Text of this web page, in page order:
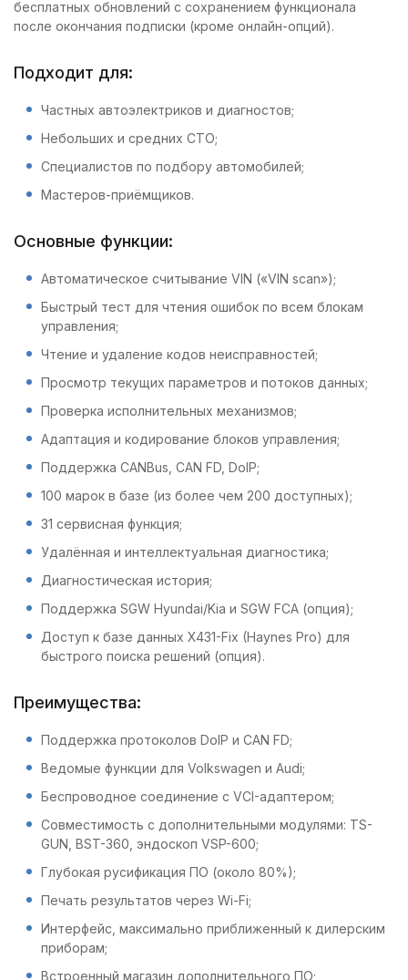
бесплатных обновлений с сохранением функционала
после окончания подписки (кроме онлайн-опций).
Подходит для:
Частных автоэлектриков и диагностов;
Небольших и средних СТО;
Специалистов по подбору автомобилей;
Мастеров-приёмщиков.
Основные функции:
Автоматическое считывание VIN («VIN scan»);
Быстрый тест для чтения ошибок по всем блокам
управления;
Чтение и удаление кодов неисправностей;
Просмотр текущих параметров и потоков данных;
Проверка исполнительных механизмов;
Адаптация и кодирование блоков управления;
Поддержка CANBus, CAN FD, DoIP;
100 марок в базе (из более чем 200 доступных);
31 сервисная функция;
Удалённая и интеллектуальная диагностика;
Диагностическая история;
Поддержка SGW Hyundai/Kia и SGW FCA (опция);
Доступ к базе данных X431-Fix (Haynes Pro) для
быстрого поиска решений (опция).
Преимущества:
Поддержка протоколов DoIP и CAN FD;
Ведомые функции для Volkswagen и Audi;
Беспроводное соединение с VCI-адаптером;
Совместимость с дополнительными модулями: TS-
GUN, BST-360, эндоскоп VSP-600;
Глубокая русификация ПО (около 80%);
Печать результатов через Wi-Fi;
Интерфейс, максимально приближенный к дилерским
приборам;
Встроенный магазин дополнительного ПО;